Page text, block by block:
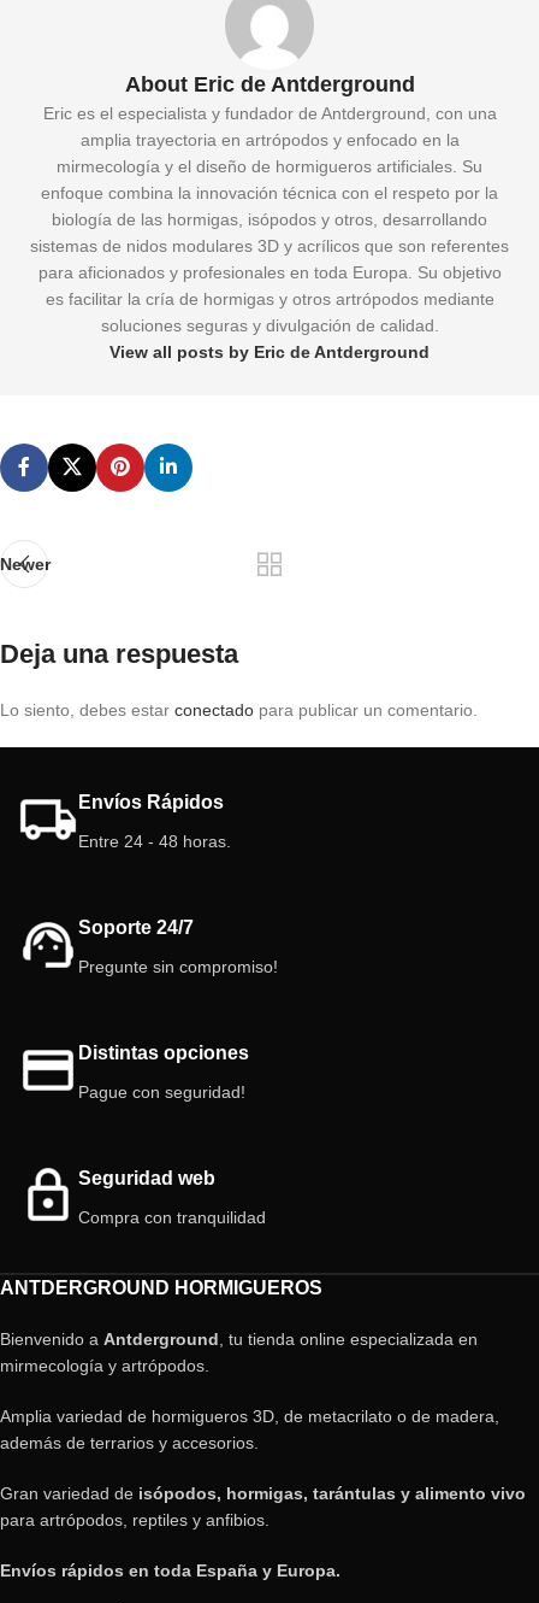
About Eric de Antderground
Eric es el especialista y fundador de Antderground, con una
amplia trayectoria en artrópodos y enfocado en la
mirmecología y el diseño de hormigueros artificiales. Su
enfoque combina la innovación técnica con el respeto por la
biología de las hormigas, isópodos y otros, desarrollando
sistemas de nidos modulares 3D y acrílicos que son referentes
para aficionados y profesionales en toda Europa. Su objetivo
es facilitar la cría de hormigas y otros artrópodos mediante
soluciones seguras y divulgación de calidad.
View all posts by Eric de Antderground
Newer
Deja una respuesta
Lo siento, debes estar conectado para publicar un comentario.
Envíos Rápidos
Entre 24 - 48 horas.
Soporte 24/7
Pregunte sin compromiso!
Distintas opciones
Pague con seguridad!
Seguridad web
Compra con tranquilidad
ANTDERGROUND HORMIGUEROS
Bienvenido a Antderground, tu tienda online especializada en
mirmecología y artrópodos.
Amplia variedad de hormigueros 3D, de metacrilato o de madera,
además de terrarios y accesorios.
Gran variedad de isópodos, hormigas, tarántulas y alimento vivo
para artrópodos, reptiles y anfibios.
Envíos rápidos en toda España y Europa.